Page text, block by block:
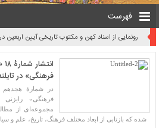
فهرست
کتیبه‌های ۶۰۰ ساله فارسی در هندوستان
فرهنگی» در
در شمارۀ هجدهم
فرهنگی» رایزنی
مجموعه‌ای از
شده که بازتابی از ابعاد مختلف فرهنگ، تاریخ، علم و